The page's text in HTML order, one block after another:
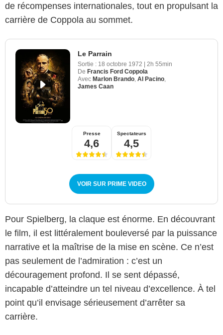
de récompenses internationales, tout en propulsant la
carrière de Coppola au sommet.
Le Parrain
Sortie : 18 octobre 1972 | 2h 55min
De Francis Ford Coppola
Avec Marlon Brando Al Pacino
James Caan
Presse
4,6
Spectateurs
4,5
VOIR SUR PRIME VIDEO
Pour Spielberg, la claque est énorme. En découvrant
le film, il est littéralement bouleversé par la puissance
narrative et la maîtrise de la mise en scène. Ce n’est
pas seulement de l’admiration : c’est un
découragement profond. Il se sent dépassé,
incapable d’atteindre un tel niveau d’excellence. À tel
point qu’il envisage sérieusement d’arrêter sa
carrière.